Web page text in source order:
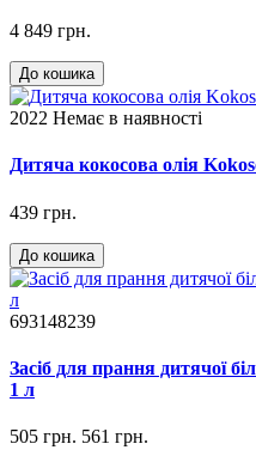
4 849 грн.
До кошика
2022 Немає в наявності
Дитяча кокосова олія
439 грн.
До кошика
693148239
Засіб для прання дитячої
1 л
505 грн. 561 грн.